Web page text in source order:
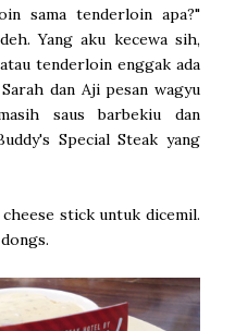
sama tenderloin apa?"
Yang aku kecewa sih,
tenderloin enggak ada
dan Aji pesan wagyu
saus barbekiu dan
Special Steak yang
stick untuk dicemil.